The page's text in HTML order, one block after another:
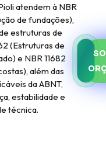
atendem à NBR
de fundações),
estruturas de
(Estruturas de
e NBR 11682
além das
da ABNT,
estabilidade e
técnica.